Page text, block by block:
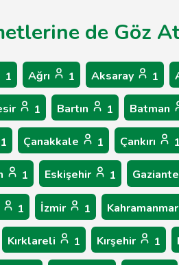
de Göz
1 Ağrı 1 Aksaray 1
1 Bartın 1 Batman
1 Çanakkale 1 Çankırı 1
1 Eskişehir 1
1 İzmir 1
Kırklareli 1 Kırşehir 1